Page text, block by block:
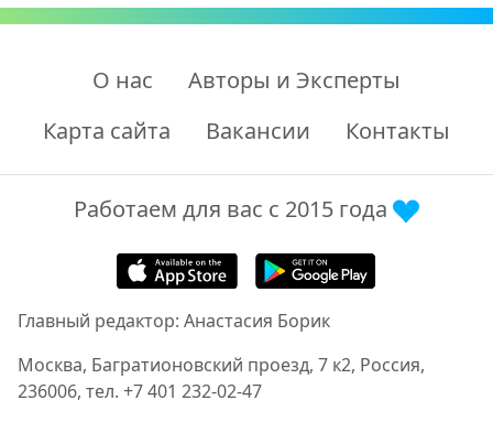
О нас
Авторы и Эксперты
Карта сайта
Вакансии Контакты
Работаем для вас с 2015 года
Главный редактор: Анастасия Борик
Москва, Багратионовский проезд, 7 к2, Россия,
236006, тел. +7 401 232-02-47